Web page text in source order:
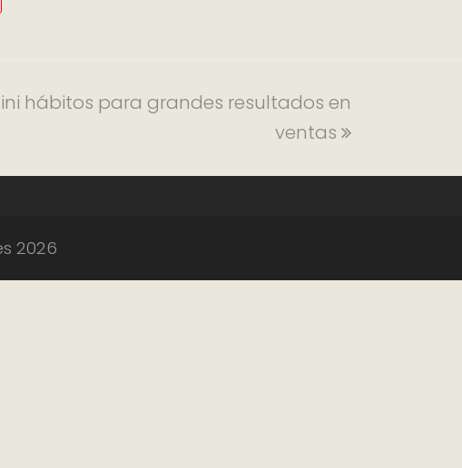
hábitos para grandes resultados en
ventas
2026